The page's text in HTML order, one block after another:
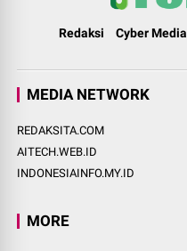
Redaksi Cyber
MEDIA NETWORK
REDAKSITA.COM
AITECH.WEB.ID
INDONESIAINFO.MY.ID
MORE